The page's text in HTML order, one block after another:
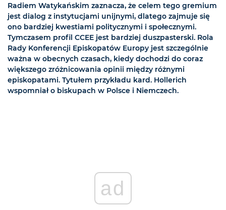
Radiem Watykańskim zaznacza, że celem tego gremium
jest dialog z instytucjami unijnymi, dlatego zajmuje się
ono bardziej kwestiami politycznymi i społecznymi.
Tymczasem profil CCEE jest bardziej duszpasterski. Rola
Rady Konferencji Episkopatów Europy jest szczególnie
ważna w obecnych czasach, kiedy dochodzi do coraz
większego zróżnicowania opinii między różnymi
episkopatami. Tytułem przykładu kard. Hollerich
wspomniał o biskupach w Polsce i Niemczech.
ad